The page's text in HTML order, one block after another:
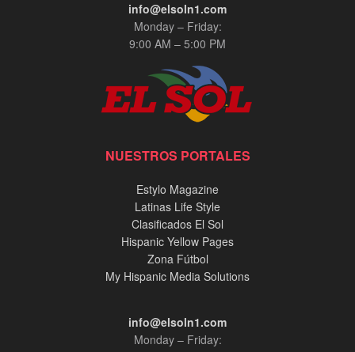
info@elsoln1.com
Monday – Friday:
9:00 AM – 5:00 PM
NUESTROS PORTALES
Estylo Magazine
Latinas Life Style
Clasificados El Sol
Hispanic Yellow Pages
Zona Fútbol
My Hispanic Media Solutions
info@elsoln1.com
Monday – Friday: